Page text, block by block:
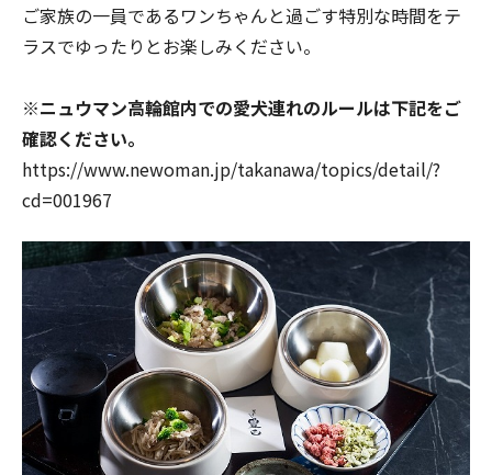
ご家族の一員であるワンちゃんと過ごす特別な時間をテ
ラスでゆったりとお楽しみください。
※ニュウマン高輪館内での愛犬連れのルールは下記をご
確認ください。
https://www.newoman.jp/takanawa/topics/detail/?
cd=001967